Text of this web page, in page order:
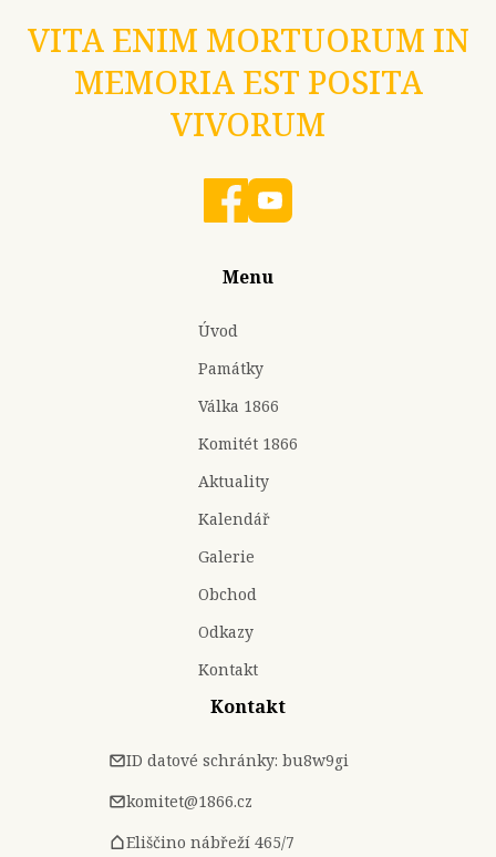
VITA ENIM MORTUORUM IN
MEMORIA EST POSITA
VIVORUM
Menu
Úvod
Památky
Válka 1866
Komitét 1866
Aktuality
Kalendář
Galerie
Obchod
Odkazy
Kontakt
Kontakt
ID datové schránky: bu8w9gi
komitet@1866.cz
Eliščino nábřeží 465/7